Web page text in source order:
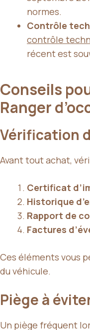
normes.
Contrôle
contrôle
récent est
Conseils
Ranger
Vérification
Avant tout achat,
Certificat
Historique
Rapport de
Factures
Ces éléments vous
du véhicule.
Piège à
Un piège fréquent